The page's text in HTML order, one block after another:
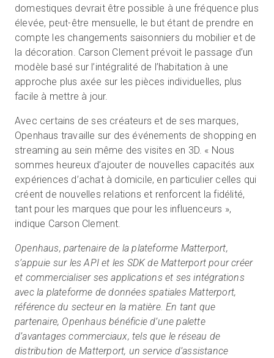
domestiques devrait être possible à une fréquence plus
élevée, peut-être mensuelle, le but étant de prendre en
compte les changements saisonniers du mobilier et de
la décoration. Carson Clement prévoit le passage d’un
modèle basé sur l’intégralité de l’habitation à une
approche plus axée sur les pièces individuelles, plus
facile à mettre à jour.
Avec certains de ses créateurs et de ses marques,
Openhaus travaille sur des événements de shopping en
streaming au sein même des visites en 3D. « Nous
sommes heureux d’ajouter de nouvelles capacités aux
expériences d’achat à domicile, en particulier celles qui
créent de nouvelles relations et renforcent la fidélité,
tant pour les marques que pour les influenceurs »,
indique Carson Clement.
Openhaus, partenaire de la plateforme Matterport,
s’appuie sur les API et les SDK de Matterport pour créer
et commercialiser ses applications et ses intégrations
avec la plateforme de données spatiales Matterport,
référence du secteur en la matière. En tant que
partenaire, Openhaus bénéficie d’une palette
d’avantages commerciaux, tels que le réseau de
distribution de Matterport, un service d’assistance